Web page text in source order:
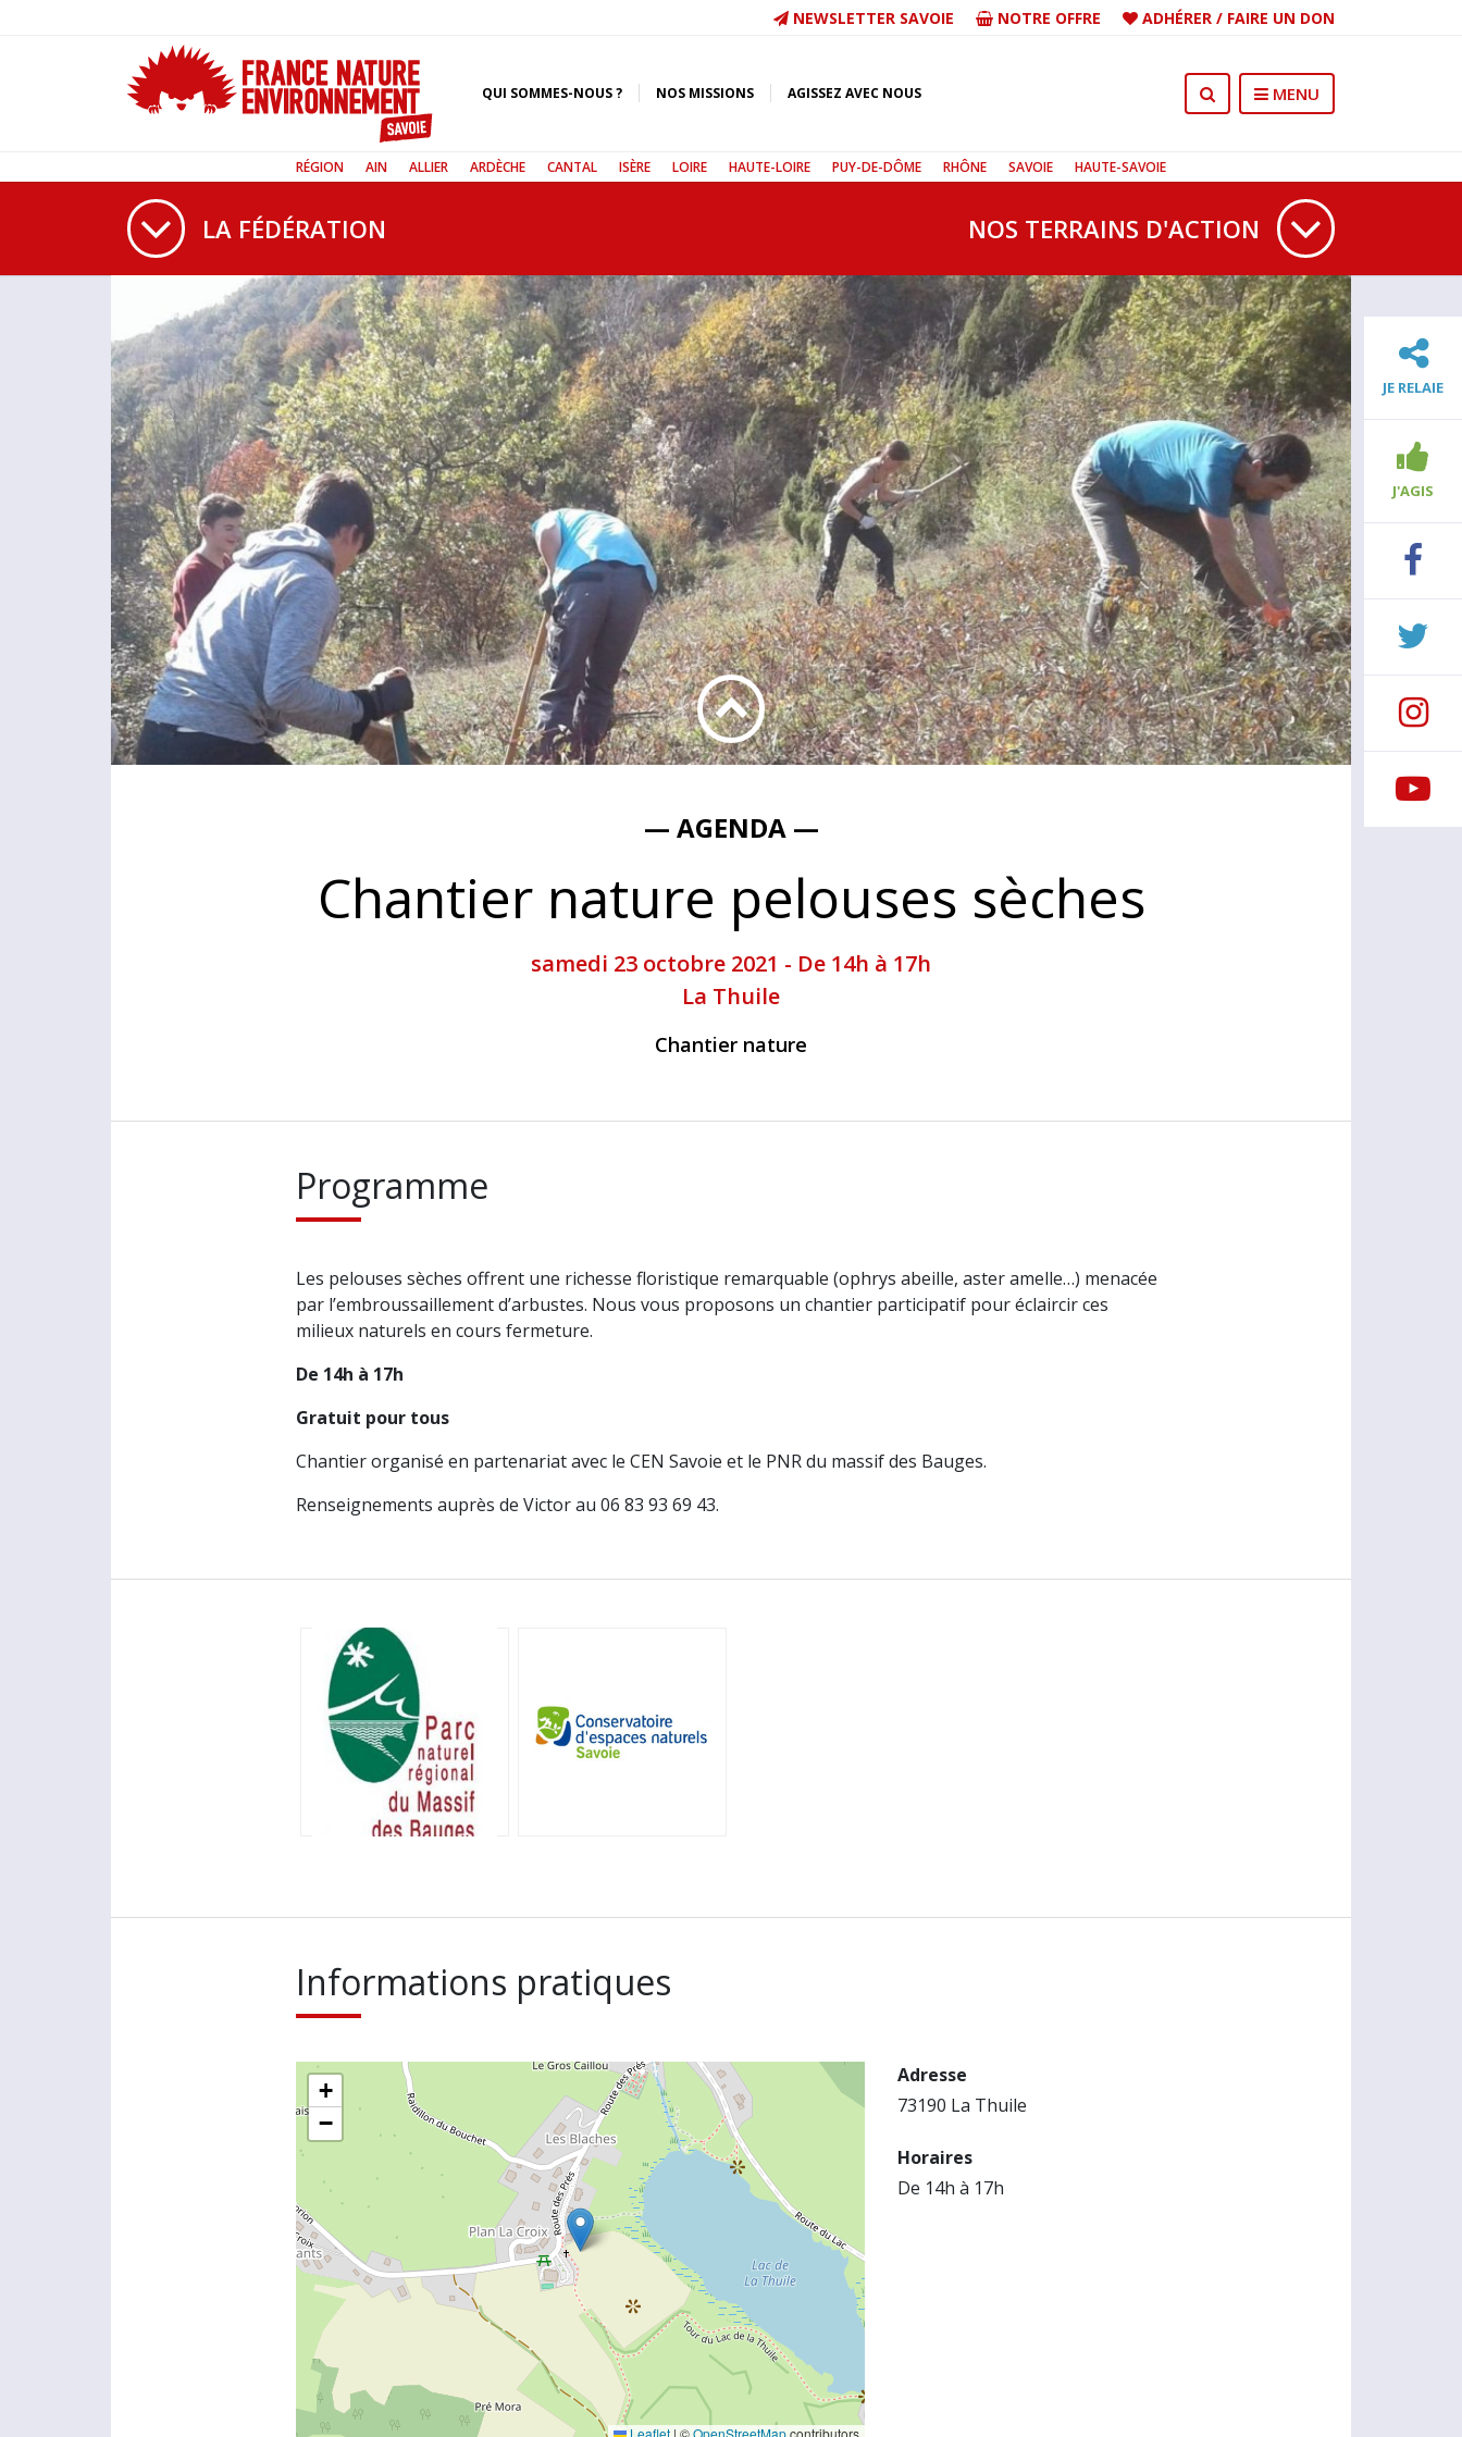
NEWSLETTER SAVOIE NOTRE OFFRE ADHÉRER / FAIRE UN DON
QUI SOMMES-NOUS ? NOS MISSIONS AGISSEZ AVEC NOUS MENU
RÉGION AIN ALLIER ARDÈCHE CANTAL ISÈRE LOIRE HAUTE-LOIRE PUY-DE-DÔME RHÔNE SAVOIE HAUTE-SAVOIE
LA FÉDÉRATION NOS TERRAINS D'ACTION
— AGENDA —
Chantier nature pelouses sèches
samedi 23 octobre 2021 - De 14h à 17h
La Thuile
Chantier nature
Programme
Les pelouses sèches offrent une richesse floristique remarquable (ophrys abeille, aster amelle…) menacée
par l’embroussaillement d’arbustes. Nous vous proposons un chantier participatif pour éclaircir ces
milieux naturels en cours fermeture.
De 14h à 17h
Gratuit pour tous
Chantier organisé en partenariat avec le CEN Savoie et le PNR du massif des Bauges.
Renseignements auprès de Victor au 06 83 93 69 43.
Informations pratiques
+
−
Leaflet | ©OpenStreetMapcontributors
Adresse
73190 La Thuile
Horaires
De 14h à 17h
JE RELAIE
J'AGIS